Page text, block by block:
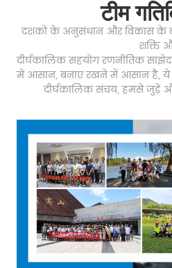
टीम
दशकों के अनुसंधान और विकास के
शक्ति
दीर्घकालिक सहयोग रणनीतिक
में आसान, बनाए रखने में आसान है, ये
दीर्घकालिक संचय,हमसे जुड़ें और